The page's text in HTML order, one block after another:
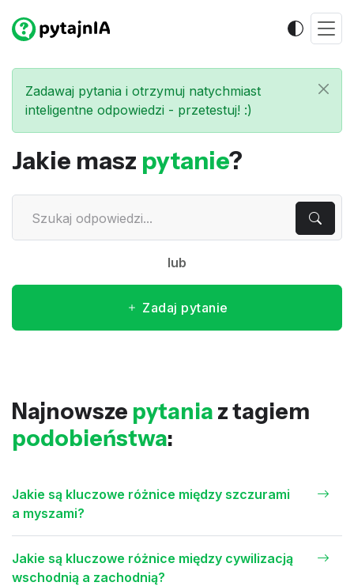
Zadawaj pytania i otrzymuj natychmiast
inteligentne odpowiedzi - przetestuj! :)
Jakie masz pytanie?
lub
Zadaj pytanie
Najnowsze pytania z tagiem
podobieństwa:
Jakie są kluczowe różnice między szczurami
a myszami?
Jakie są kluczowe różnice między cywilizacją
wschodnią a zachodnią?